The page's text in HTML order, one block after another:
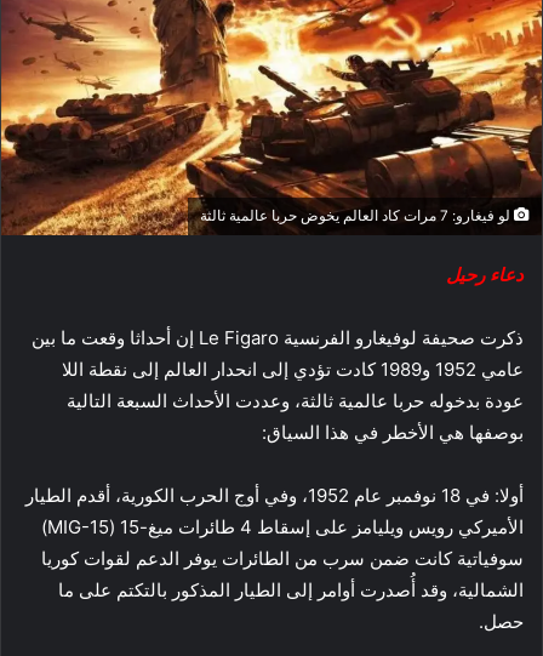
لو فيغارو: 7 مرات كاد العالم يخوض حربا عالمية ثالثة
دعاء رحيل
ذكرت صحيفة لوفيغارو الفرنسية Le Figaro إن أحداثا وقعت ما بين
عامي 1952 و1989 كادت تؤدي إلى انحدار العالم إلى نقطة اللا
عودة بدخوله حربا عالمية ثالثة، وعددت الأحداث السبعة التالية
بوصفها هي الأخطر في هذا السياق:
أولا: في 18 نوفمبر عام 1952، وفي أوج الحرب الكورية، أقدم الطيار
الأميركي رويس ويليامز على إسقاط 4 طائرات ميغ-15 (MIG-15)
سوفياتية كانت ضمن سرب من الطائرات يوفر الدعم لقوات كوريا
الشمالية، وقد أُصدرت أوامر إلى الطيار المذكور بالتكتم على ما
حصل.